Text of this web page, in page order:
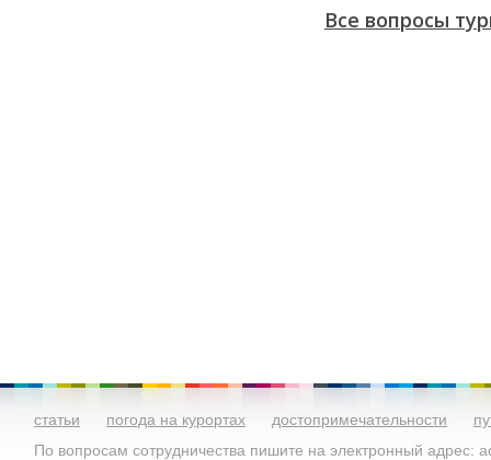
Все вопросы
статьи погода на курортах достопримечательности
По вопросам сотрудничества пишите на электронный адрес: